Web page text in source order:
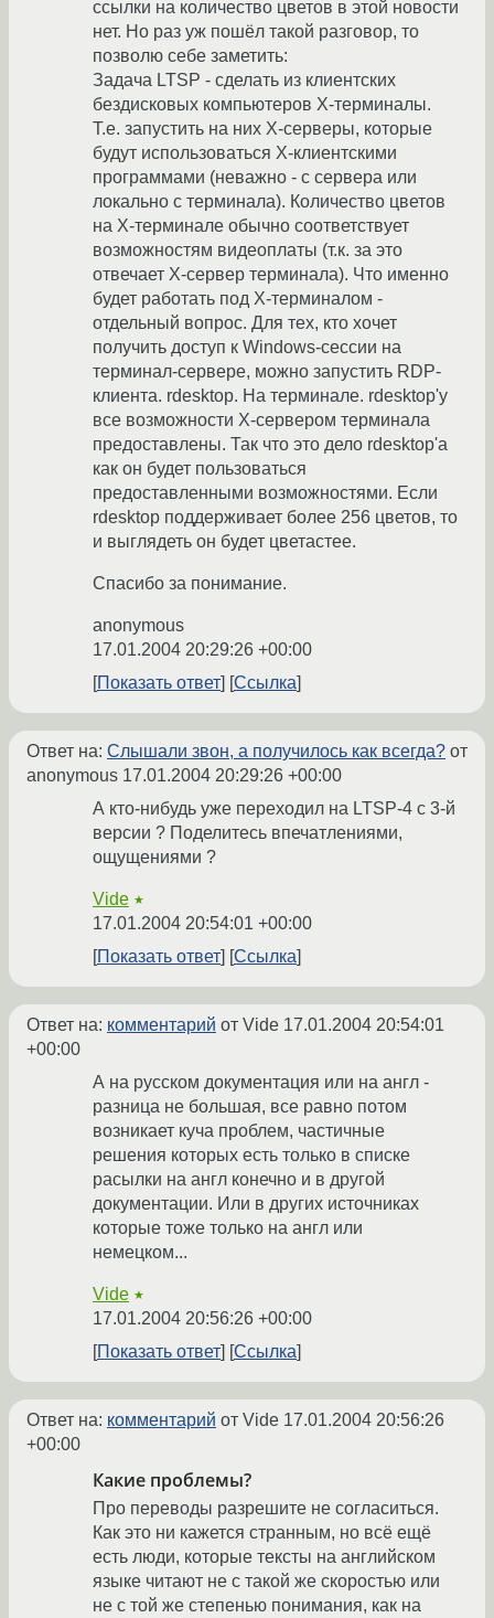
ссылки на количество цветов в этой новости
нет. Но раз уж пошёл такой разговор, то
позволю себе заметить:
Задача LTSP - сделать из клиентских
бездисковых компьютеров X-терминалы.
Т.е. запустить на них X-серверы, которые
будут использоваться X-клиентскими
программами (неважно - с сервера или
локально с терминала). Количество цветов
на X-терминале обычно соответствует
возможностям видеоплаты (т.к. за это
отвечает X-сервер терминала). Что именно
будет работать под X-терминалом -
отдельный вопрос. Для тех, кто хочет
получить доступ к Windows-сессии на
терминал-сервере, можно запустить RDP-
клиента. rdesktop. На терминале. rdesktop'у
все возможности X-сервером терминала
предоставлены. Так что это дело rdesktop'а
как он будет пользоваться
предоставленными возможностями. Если
rdesktop поддерживает более 256 цветов, то
и выглядеть он будет цветастее.
Спасибо за понимание.
anonymous
17.01.2004 20:29:26 +00:00
Показать ответ
Ссылка
Ответ на: Слышали звон, а получилось как всегда? от
anonymous 17.01.2004 20:29:26 +00:00
А кто-нибудь уже переходил на LTSP-4 с 3-й
версии ? Поделитесь впечатлениями,
ощущениями ?
Vide ★
17.01.2004 20:54:01 +00:00
Показать ответ
Ссылка
Ответ на: комментарий от Vide 17.01.2004 20:54:01
+00:00
А на русском документация или на англ -
разница не большая, все равно потом
возникает куча проблем, частичные
решения которых есть только в списке
расылки на англ конечно и в другой
документации. Или в других источниках
которые тоже только на англ или
немецком...
Vide ★
17.01.2004 20:56:26 +00:00
Показать ответ
Ссылка
Ответ на: комментарий от Vide 17.01.2004 20:56:26
+00:00
Какие проблемы?
Про переводы разрешите не согласиться.
Как это ни кажется странным, но всё ещё
есть люди, которые тексты на английском
языке читают не с такой же скоростью или
не с той же степенью понимания, как на